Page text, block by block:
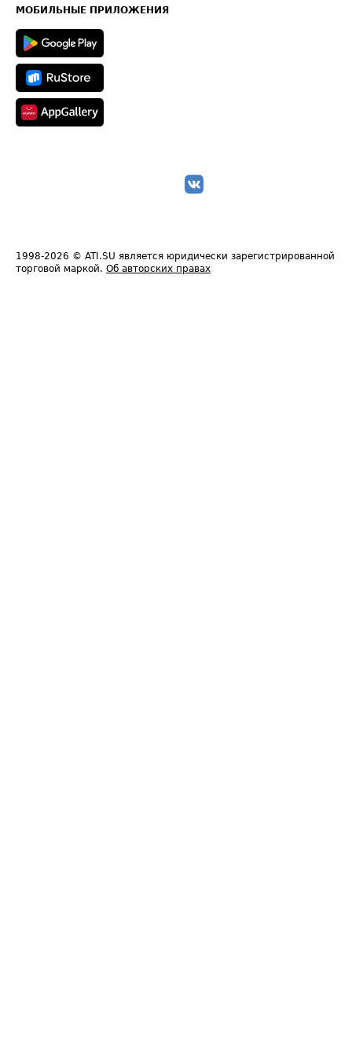
Техническая информация
МОБИЛЬНЫЕ ПРИЛОЖЕНИЯ
1998-2026 © ATI.SU является юридически зарегистрированной
торговой маркой. Об авторских правах